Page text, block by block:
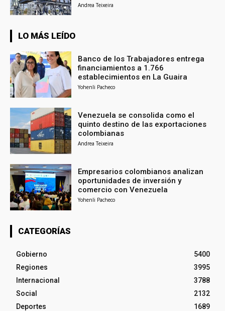
Andrea Teixeira
LO MÁS LEÍDO
Banco de los Trabajadores entrega
financiamientos a 1.766
establecimientos en La Guaira
Yohenli Pacheco
Venezuela se consolida como el
quinto destino de las exportaciones
colombianas
Andrea Teixeira
Empresarios colombianos analizan
oportunidades de inversión y
comercio con Venezuela
Yohenli Pacheco
CATEGORÍAS
Gobierno
5400
Regiones
3995
Internacional
3788
Social
2132
Deportes
1689